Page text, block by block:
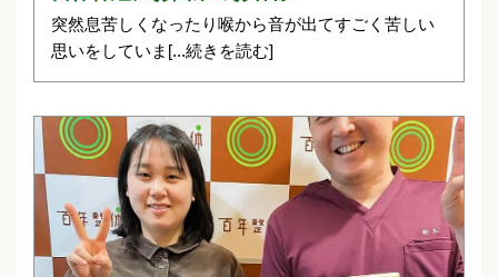
突然息苦しくなったり喉から音が出てすごく苦しい
思いをしていま [...続きを読む]